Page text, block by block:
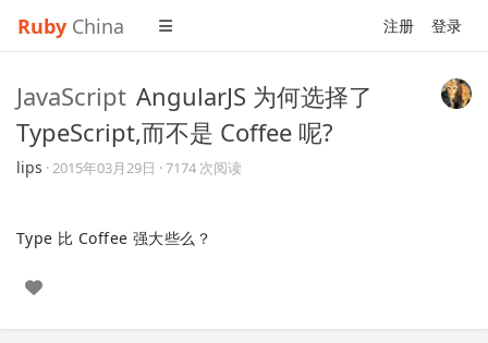
Ruby China 注册 登录
JavaScript AngularJS 为何选择了
TypeScript,而不是 Coffee 呢?
lips ·2015年03月29日 · 7174 次阅读
Type 比 Coffee 强大些么？